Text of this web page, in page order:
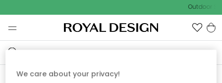
Outdoor
We care about your privacy!